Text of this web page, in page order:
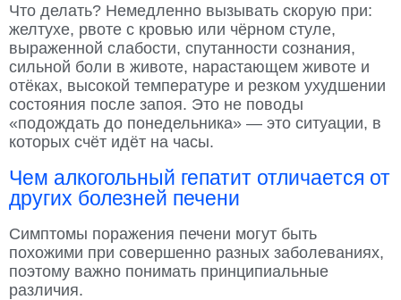
Что делать? Немедленно вызывать скорую при:
желтухе, рвоте с кровью или чёрном стуле,
выраженной слабости, спутанности сознания,
сильной боли в животе, нарастающем животе и
отёках, высокой температуре и резком ухудшении
состояния после запоя. Это не поводы
«подождать до понедельника» — это ситуации, в
которых счёт идёт на часы.
Чем алкогольный гепатит отличается от
других болезней печени
Симптомы поражения печени могут быть
похожими при совершенно разных заболеваниях,
поэтому важно понимать принципиальные
различия.